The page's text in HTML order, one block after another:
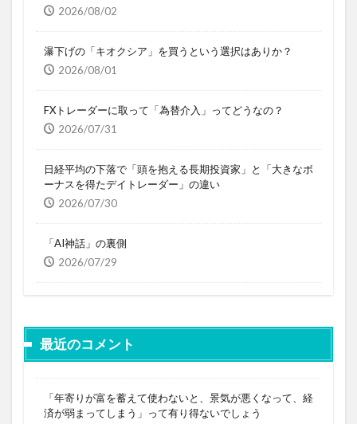
2026/08/02
瀑下げの「キオクシア」を買うという選択はありか？
2026/08/01
FXトレーダーに取って「為替介入」ってどうなの？
2026/07/31
日経平均の下落で「頭を抱える長期投資家」と「大きなボ
ーナスを得たデイトレーダー」の違い
2026/07/30
「AI神話」の裏側
2026/07/29
最近のコメント
「年寄りが富を蓄えて使わないと、景気が悪くなって、経
済が弱まってしまう」って有り得ないでしょう